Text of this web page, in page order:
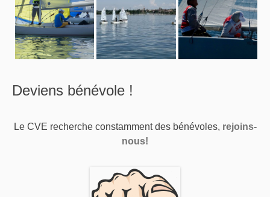
Deviens bénévole !
Le CVE recherche constamment des bénévoles, rejoins-
nous!